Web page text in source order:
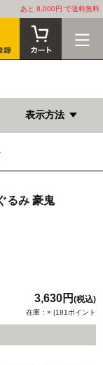
あと 8,000円 で送料無料
表示方法
るみ 豪鬼
3,630円 (税込)
在庫：× |181ポイント